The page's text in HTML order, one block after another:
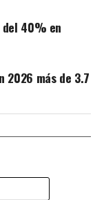
40% en
2026 más de 3.7